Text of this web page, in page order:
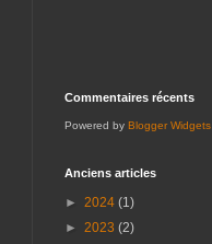
Commentaires récents
Powered by Blogger Widgets
Anciens articles
► 2024 (1)
► 2023 (2)